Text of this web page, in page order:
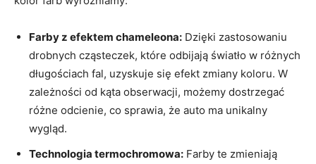
Farby z efektem chameleona: Dzięki zastosowaniu
drobnych cząsteczek, które odbijają światło w różnych
długościach fal, uzyskuje się efekt zmiany koloru. W
zależności od kąta obserwacji, możemy dostrzegać
różne odcienie, co sprawia, że auto ma unikalny
wygląd.
Technologia termochromowa: Farby te zmieniają